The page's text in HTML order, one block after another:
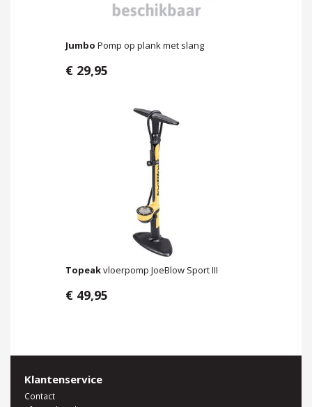
Jumbo Pomp op plank met slang
€ 29,95
Topeakvloerpomp JoeBlow Sport III
€ 49,95
Klantenservice
Contact